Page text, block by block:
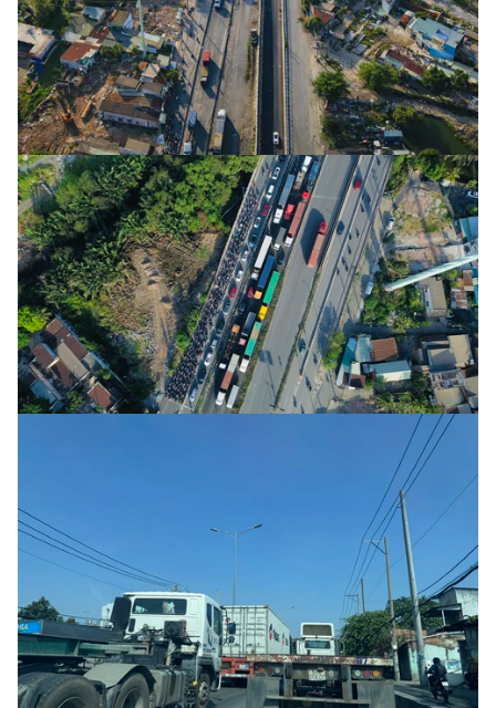
Tổng biên tập:Nguyễn Thị Hồng Nga
Phó Tổng biên tập:Nguyễn Sơn Tùng,
Nguyễn Đức Thắng, La Đức Hùng
Hotline:
0901 514 799
Quảng cáo và Phát hành:
0915 057 282
Email:bandoc@baoxaydung.vn
Cấm sao chép dưới mọi hình thức nếu không có sự
chấp thuận bằng văn bản.
Thông tin tòa